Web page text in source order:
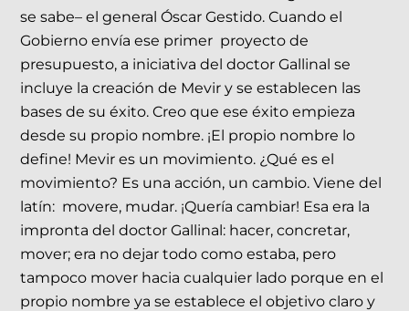
se sabe– el general Óscar Gestido. Cuando el
Gobierno envía ese primer proyecto de
presupuesto, a iniciativa del doctor Gallinal se
incluye la creación de Mevir y se establecen las
bases de su éxito. Creo que ese éxito empieza
desde su propio nombre. ¡El propio nombre lo
define! Mevir es un movimiento. ¿Qué es el
movimiento? Es una acción, un cambio. Viene del
latín: movere, mudar. ¡Quería cambiar! Esa era la
impronta del doctor Gallinal: hacer, concretar,
mover; era no dejar todo como estaba, pero
tampoco mover hacia cualquier lado porque en el
propio nombre ya se establece el objetivo claro y